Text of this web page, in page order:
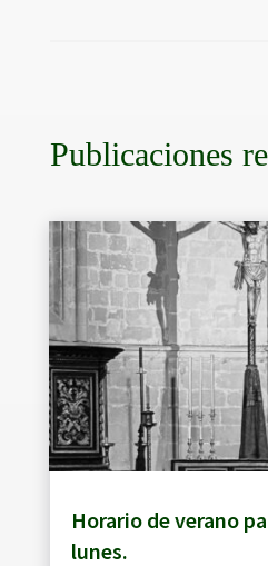
Publicaciones
Horario de verano
lunes.